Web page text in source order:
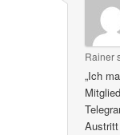
Rainer
„Ich